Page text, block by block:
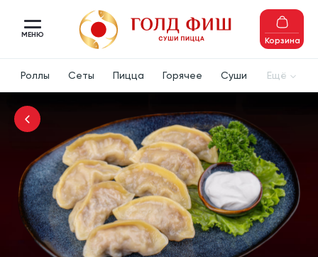
МЕНЮ
Корзина
Роллы Сеты Пицца Горячее Суши Ещё